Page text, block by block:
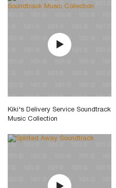
Kiki's Delivery Service Soundtrack
Music Collection